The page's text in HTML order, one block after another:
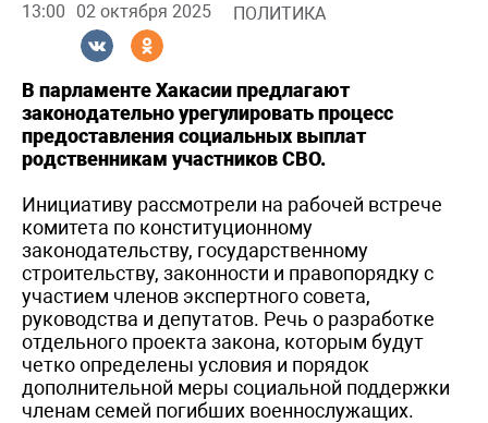
13:00 02 октября 2025 ПОЛИТИКА
В парламенте Хакасии предлагают
законодательно урегулировать процесс
предоставления социальных выплат
родственникам участников СВО.
Инициативу рассмотрели на рабочей встрече
комитета по конституционному
законодательству, государственному
строительству, законности и правопорядку с
участием членов экспертного совета,
руководства и депутатов. Речь о разработке
отдельного проекта закона, которым будут
четко определены условия и порядок
дополнительной меры социальной поддержки
членам семей погибших военнослужащих.